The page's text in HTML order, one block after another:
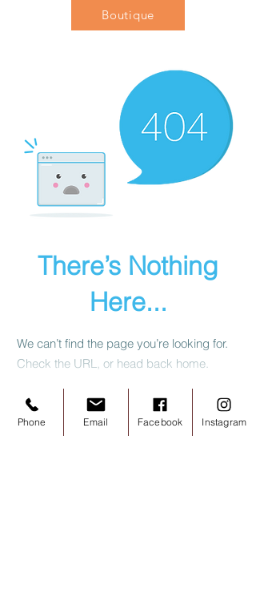
Boutique
There’s Nothing
Here...
We can’t find the page you’re looking for.
Check the URL, or head back home.
Go Home
Phone Email Facebook Instagram